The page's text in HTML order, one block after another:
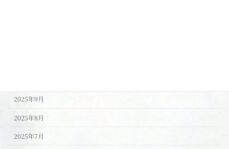
2025年9月
2025年8月
2025年7月